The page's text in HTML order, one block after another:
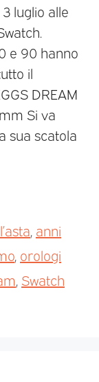
luglio alle
e 90 hanno
il
DREAM
Si va
sua scatola
, anni
, orologi
, Swatch